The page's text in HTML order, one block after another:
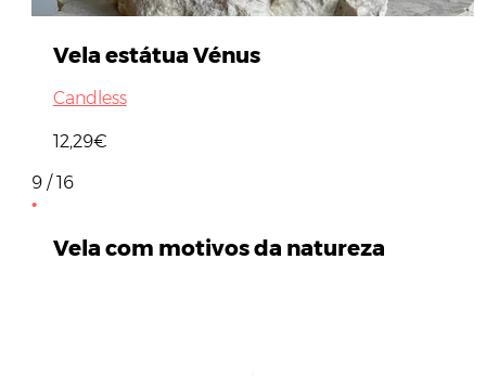
Vela estátua Vénus
Candless
12,29€
9 / 16
Vela com motivos da natureza